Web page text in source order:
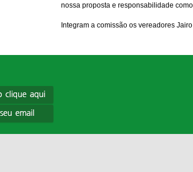
nossa proposta e responsabilidade
Integram a comissão os vereadores